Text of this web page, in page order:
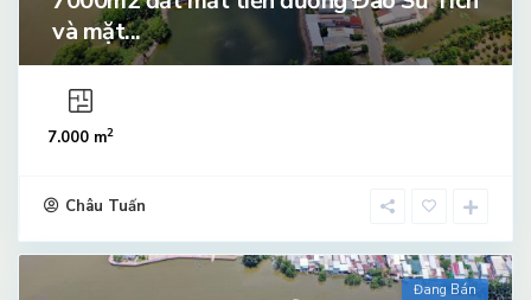
và mặt...
7.000 m2
Châu Tuấn
Đang Bán